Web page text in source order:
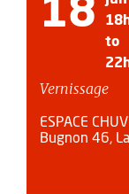
18
to
Vernissage
ESPACE
Bugnon 46,